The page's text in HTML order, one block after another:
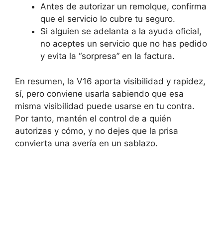
Antes de autorizar un remolque, confirma
que el servicio lo cubre tu seguro.
Si alguien se adelanta a la ayuda oficial,
no aceptes un servicio que no has pedido
y evita la “sorpresa” en la factura.
En resumen, la V16 aporta visibilidad y rapidez,
sí, pero conviene usarla sabiendo que esa
misma visibilidad puede usarse en tu contra.
Por tanto, mantén el control de a quién
autorizas y cómo, y no dejes que la prisa
convierta una avería en un sablazo.